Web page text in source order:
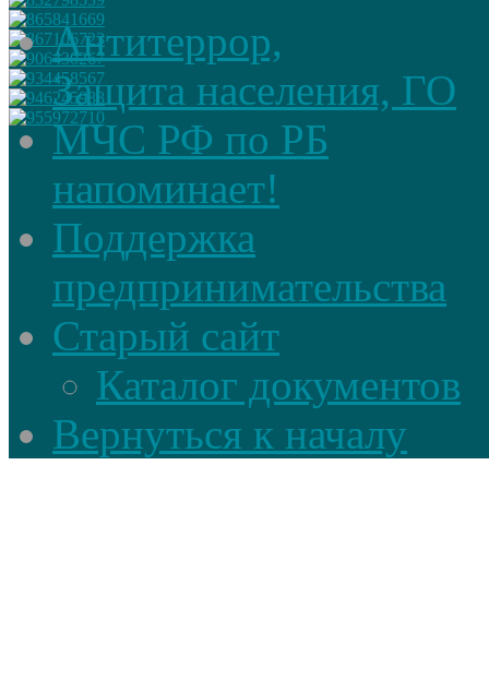
Антитеррор,
Защита населения, ГО
МЧС РФ по РБ
напоминает!
Поддержка
предпринимательства
Старый сайт
Каталог документов
Вернуться к началу